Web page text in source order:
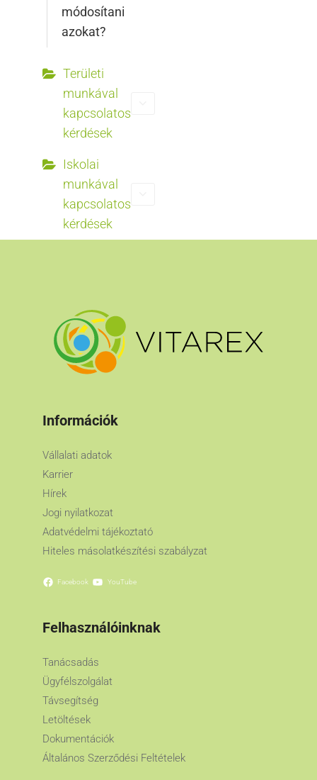
módosítani
azokat?
Területi
munkával
kapcsolatos
kérdések
Iskolai
munkával
kapcsolatos
kérdések
Információk
Vállalati adatok
Karrier
Hírek
Jogi nyilatkozat
Adatvédelmi tájékoztató
Hiteles másolatkészítési szabályzat
Facebook YouTube
Felhasználóinknak
Tanácsadás
Ügyfélszolgálat
Távsegítség
Letöltések
Dokumentációk
Általános Szerződési Feltételek